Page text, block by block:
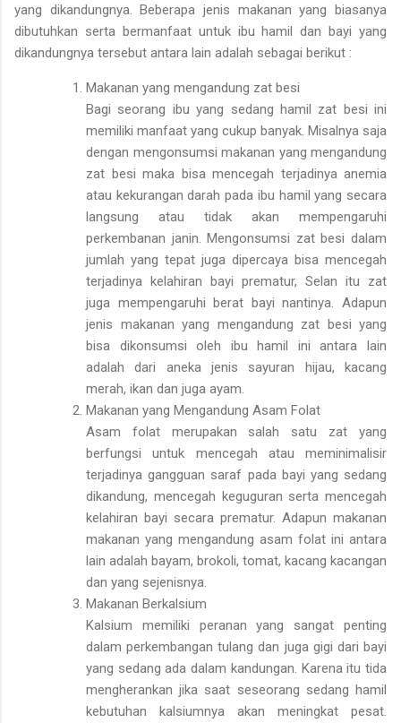
yang dikandungnya. Beberapa jenis makanan yang biasanya
dibutuhkan serta bermanfaat untuk ibu hamil dan bayi yang
dikandungnya tersebut antara lain adalah sebagai berikut :
Makanan yang mengandung zat besi
Bagi seorang ibu yang sedang hamil zat besi ini
memiliki manfaat yang cukup banyak. Misalnya saja
dengan mengonsumsi makanan yang mengandung
zat besi maka bisa mencegah terjadinya anemia
atau kekurangan darah pada ibu hamil yang secara
langsung atau tidak akan mempengaruhi
perkembanan janin. Mengonsumsi zat besi dalam
jumlah yang tepat juga dipercaya bisa mencegah
terjadinya kelahiran bayi prematur, Selan itu zat
juga mempengaruhi berat bayi nantinya. Adapun
jenis makanan yang mengandung zat besi yang
bisa dikonsumsi oleh ibu hamil ini antara lain
adalah dari aneka jenis sayuran hijau, kacang
merah, ikan dan juga ayam.
Makanan yang Mengandung Asam Folat
Asam folat merupakan salah satu zat yang
berfungsi untuk mencegah atau meminimalisir
terjadinya gangguan saraf pada bayi yang sedang
dikandung, mencegah keguguran serta mencegah
kelahiran bayi secara prematur. Adapun makanan
makanan yang mengandung asam folat ini antara
lain adalah bayam, brokoli, tomat, kacang kacangan
dan yang sejenisnya.
Makanan Berkalsium
Kalsium memiliki peranan yang sangat penting
dalam perkembangan tulang dan juga gigi dari bayi
yang sedang ada dalam kandungan. Karena itu tida
mengherankan jika saat seseorang sedang hamil
kebutuhan kalsiumnya akan meningkat pesat.